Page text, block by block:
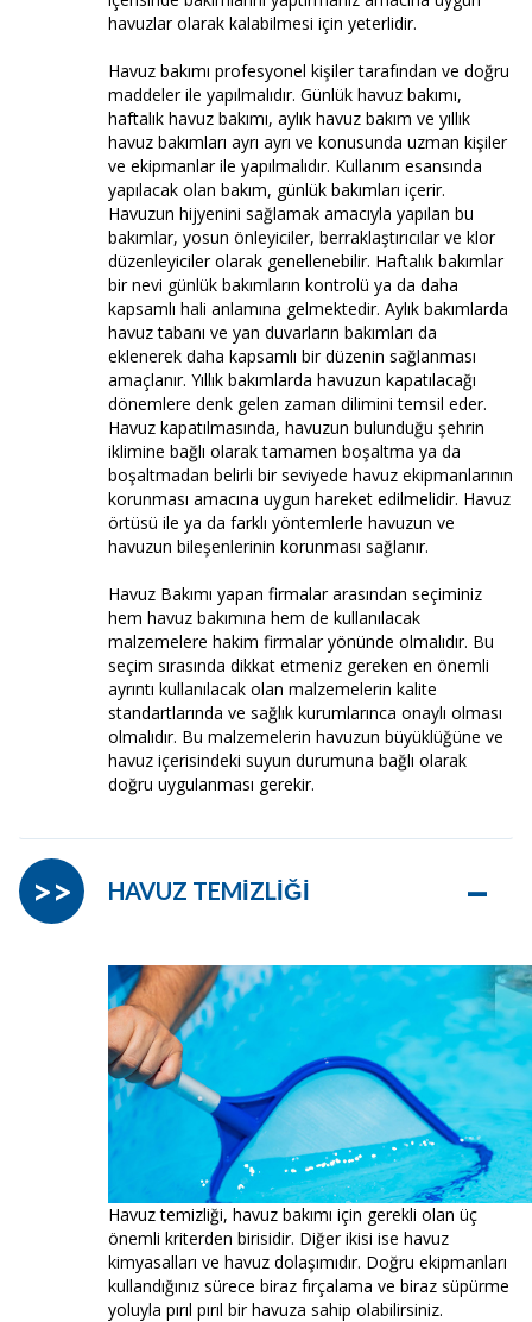
havuzlar olarak kalabilmesi için yeterlidir.
Havuz bakımı profesyonel kişiler tarafından ve doğru
maddeler ile yapılmalıdır. Günlük havuz bakımı,
haftalık havuz bakımı, aylık havuz bakım ve yıllık
havuz bakımları ayrı ayrı ve konusunda uzman kişiler
ve ekipmanlar ile yapılmalıdır. Kullanım esansında
yapılacak olan bakım, günlük bakımları içerir.
Havuzun hijyenini sağlamak amacıyla yapılan bu
bakımlar, yosun önleyiciler, berraklaştırıcılar ve klor
düzenleyiciler olarak genellenebilir. Haftalık bakımlar
bir nevi günlük bakımların kontrolü ya da daha
kapsamlı hali anlamına gelmektedir. Aylık bakımlarda
havuz tabanı ve yan duvarların bakımları da
eklenerek daha kapsamlı bir düzenin sağlanması
amaçlanır. Yıllık bakımlarda havuzun kapatılacağı
dönemlere denk gelen zaman dilimini temsil eder.
Havuz kapatılmasında, havuzun bulunduğu şehrin
iklimine bağlı olarak tamamen boşaltma ya da
boşaltmadan belirli bir seviyede havuz ekipmanlarının
korunması amacına uygun hareket edilmelidir. Havuz
örtüsü ile ya da farklı yöntemlerle havuzun ve
havuzun bileşenlerinin korunması sağlanır.
Havuz Bakımı yapan firmalar arasından seçiminiz
hem havuz bakımına hem de kullanılacak
malzemelere hakim firmalar yönünde olmalıdır. Bu
seçim sırasında dikkat etmeniz gereken en önemli
ayrıntı kullanılacak olan malzemelerin kalite
standartlarında ve sağlık kurumlarınca onaylı olması
olmalıdır. Bu malzemelerin havuzun büyüklüğüne ve
havuz içerisindeki suyun durumuna bağlı olarak
doğru uygulanması gerekir.
HAVUZ TEMİZLİĞİ –
>>
Havuz temizliği, havuz bakımı için gerekli olan üç
önemli kriterden birisidir. Diğer ikisi ise havuz
kimyasalları ve havuz dolaşımıdır. Doğru ekipmanları
kullandığınız sürece biraz fırçalama ve biraz süpürme
yoluyla pırıl pırıl bir havuza sahip olabilirsiniz.